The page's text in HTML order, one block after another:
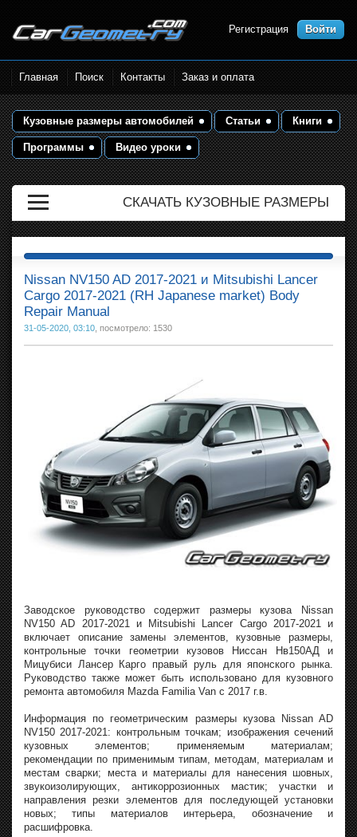
Размеры кузова автомобилей.
Контрольные точки и кузовные
размеры. Геометрия кузова
Регистрация Войти
Главная Поиск Контакты Заказ и оплата
Кузовные размеры автомобилей Статьи Книги
Программы Видео уроки
СКАЧАТЬ КУЗОВНЫЕ РАЗМЕРЫ
Nissan NV150 AD 2017-2021 и Mitsubishi Lancer
Cargo 2017-2021 (RH Japanese market) Body
Repair Manual
31-05-2020, 03:10 , посмотрело: 1530
Заводское руководство содержит размеры кузова Nissan
NV150 AD 2017-2021 и Mitsubishi Lancer Cargo 2017-2021 и
включает описание замены элементов, кузовные размеры,
контрольные точки геометрии кузовов Ниссан Нв150АД и
Мицубиси Лансер Карго правый руль для японского рынка.
Руководство также может быть использовано для кузовного
ремонта автомобиля Mazda Familia Van с 2017 г.в.
Информация по геометрическим размеры кузова Nissan AD
NV150 2017-2021: контрольным точкам; изображения сечений
кузовных элементов; применяемым материалам;
рекомендации по применимым типам, методам, материалам и
местам сварки; места и материалы для нанесения шовных,
звукоизолирующих, антикоррозионных мастик; участки и
направления резки элементов для последующей установки
новых; типы материалов интерьера, обозначение и
расшифровка.